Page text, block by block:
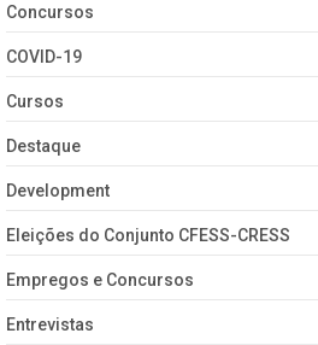
Concursos
COVID-19
Cursos
Destaque
Development
Eleições do Conjunto CFESS-CRESS
Empregos e Concursos
Entrevistas